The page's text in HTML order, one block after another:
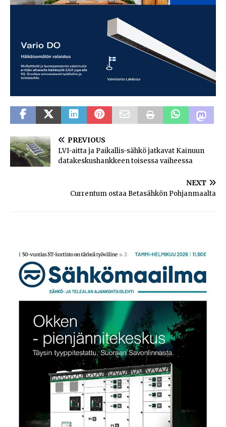
PREVIOUS
LVI-aitta ja Paikallis-sähkö jatkavat Kainuun
datakeskushankkeen toisessa vaiheessa
NEXT
Currentum ostaa Betasähkön Pohjanmaalta